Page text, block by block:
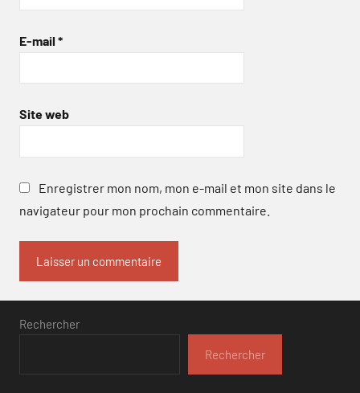
E-mail *
Site web
Enregistrer mon nom, mon e-mail et mon site dans le
navigateur pour mon prochain commentaire.
Rechercher
Rechercher